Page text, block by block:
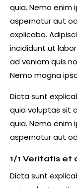
quia. Nemo
aspernatur aut
explicabo.
incididunt ut
ad veniam quis
Nemo magna
Dicta sunt
quia voluptas sit
quia. Nemo
aspernatur aut
1/1 Veritatis
Dicta sunt